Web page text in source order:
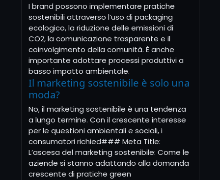
I brand possono implementare pratiche
sostenibili attraverso l’uso di packaging
ecologico, la riduzione delle emissioni di
CO2, la comunicazione trasparente e il
coinvolgimento della comunità. È anche
importante adottare processi produttivi a
basso impatto ambientale.
Il marketing sostenibile è solo una
moda?
No, il marketing sostenibile è una tendenza
a lungo termine. Con il crescente interesse
per le questioni ambientali e sociali, i
consumatori richied### Meta Title:
L’ascesa del marketing sostenibile: Come le
aziende si stanno adattando alla domanda
crescente di pratiche green